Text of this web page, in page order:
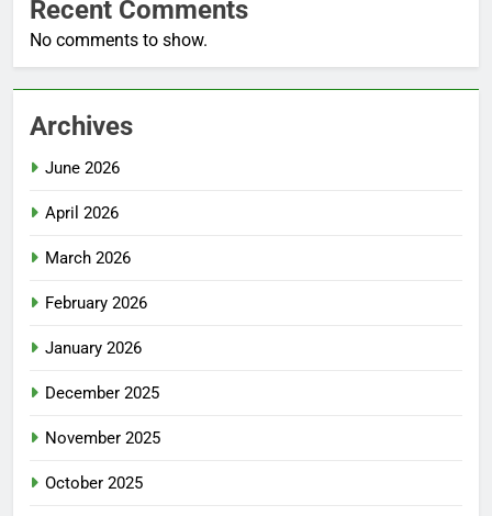
Recent Comments
No comments to show.
Archives
June 2026
April 2026
March 2026
February 2026
January 2026
December 2025
November 2025
October 2025